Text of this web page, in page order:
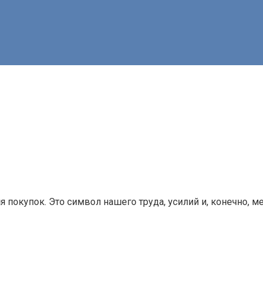
Это символ нашего труда, усилий и, конечно,